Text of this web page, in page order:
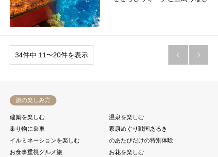
34件中 11〜20件を表示  
旅の楽しみ方
建築を楽しむ
温泉を楽しむ
乗り物に乗車
家康めぐり戦国あるき
イルミネーションを楽しむ
のあたびだけの特別体験
お食事重視グルメ旅
お花を楽しむ